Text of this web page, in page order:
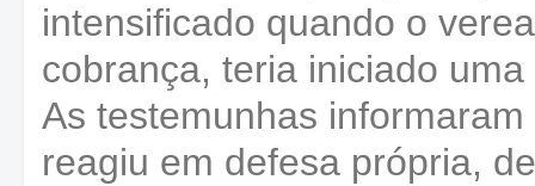
intensificado quando o
cobrança, teria iniciado
As testemunhas
reagiu em defesa própria,